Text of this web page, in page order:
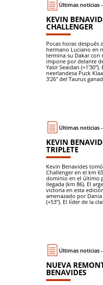
Últimas noticias -
KEVIN
CHALLENGER
Pocas horas después
hermano Luciano en
termina su Dakar con
impone por delante
Yasir Seaidan
neerlandesa Puck
3'26" del Taurus
Últimas noticias -
KEVIN
TRIPLETE
Kevin Benavides
Challenger en el km
dominio en el último
llegada (km 86). El
victoria en esta
amenazado por Dania
(+53"). El líder de la
Últimas noticias
NUEVA
BENAVIDES